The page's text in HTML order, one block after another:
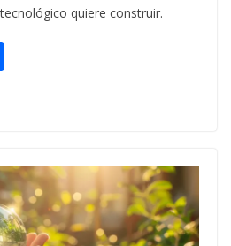
quiere construir.
ar
ti
r